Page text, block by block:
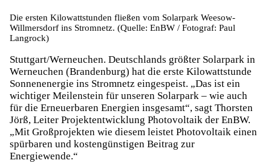
Die ersten Kilowattstunden fließen vom Solarpark Weesow-
Willmersdorf ins Stromnetz. (Quelle: EnBW / Fotograf: Paul
Langrock)
Stuttgart/Werneuchen. Deutschlands größter Solarpark in
Werneuchen (Brandenburg) hat die erste Kilowattstunde
Sonnenenergie ins Stromnetz eingespeist. „Das ist ein
wichtiger Meilenstein für unseren Solarpark – wie auch
für die Erneuerbaren Energien insgesamt“, sagt Thorsten
Jörß, Leiter Projektentwicklung Photovoltaik der EnBW.
„Mit Großprojekten wie diesem leistet Photovoltaik einen
spürbaren und kostengünstigen Beitrag zur
Energiewende.“